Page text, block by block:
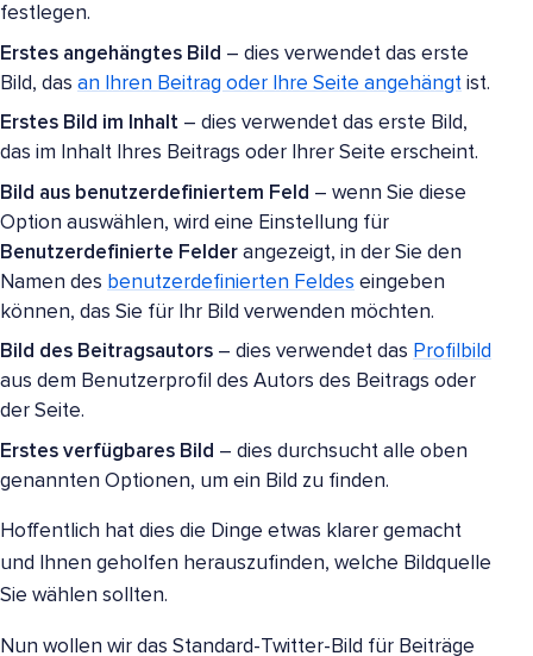
festlegen.
Erstes angehängtes Bild – dies verwendet das erste
Bild, das an Ihren Beitrag oder Ihre Seite angehängt ist.
Erstes Bild im Inhalt – dies verwendet das erste Bild,
das im Inhalt Ihres Beitrags oder Ihrer Seite erscheint.
Bild aus benutzerdefiniertem Feld – wenn Sie diese
Option auswählen, wird eine Einstellung für
Benutzerdefinierte Felder angezeigt, in der Sie den
Namen des benutzerdefinierten Feldes eingeben
können, das Sie für Ihr Bild verwenden möchten.
Bild des Beitragsautors – dies verwendet das Profilbild
aus dem Benutzerprofil des Autors des Beitrags oder
der Seite.
Erstes verfügbares Bild – dies durchsucht alle oben
genannten Optionen, um ein Bild zu finden.
Hoffentlich hat dies die Dinge etwas klarer gemacht
und Ihnen geholfen herauszufinden, welche Bildquelle
Sie wählen sollten.
Nun wollen wir das Standard-Twitter-Bild für Beiträge